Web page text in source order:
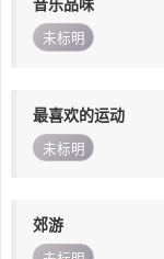
音乐品味
未标明
最喜欢的运动
未标明
郊游